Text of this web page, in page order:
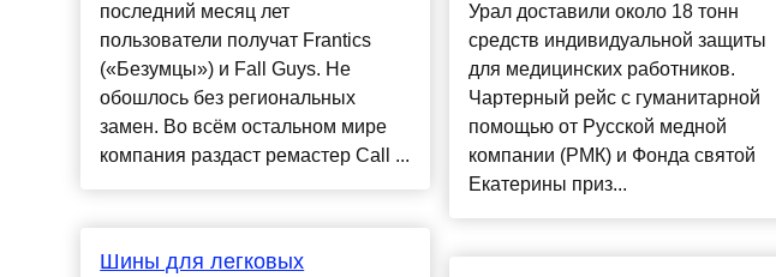
последний месяц лет
пользователи получат Frantics
(«Безумцы») и Fall Guys. Не
обошлось без региональных
замен. Во всём остальном мире
компания раздаст ремастер Call ...
Шины для легковых
Урал доставили около 18 тонн
средств индивидуальной защиты
для медицинских работников.
Чартерный рейс с гуманитарной
помощью от Русской медной
компании (РМК) и Фонда святой
Екатерины приз...